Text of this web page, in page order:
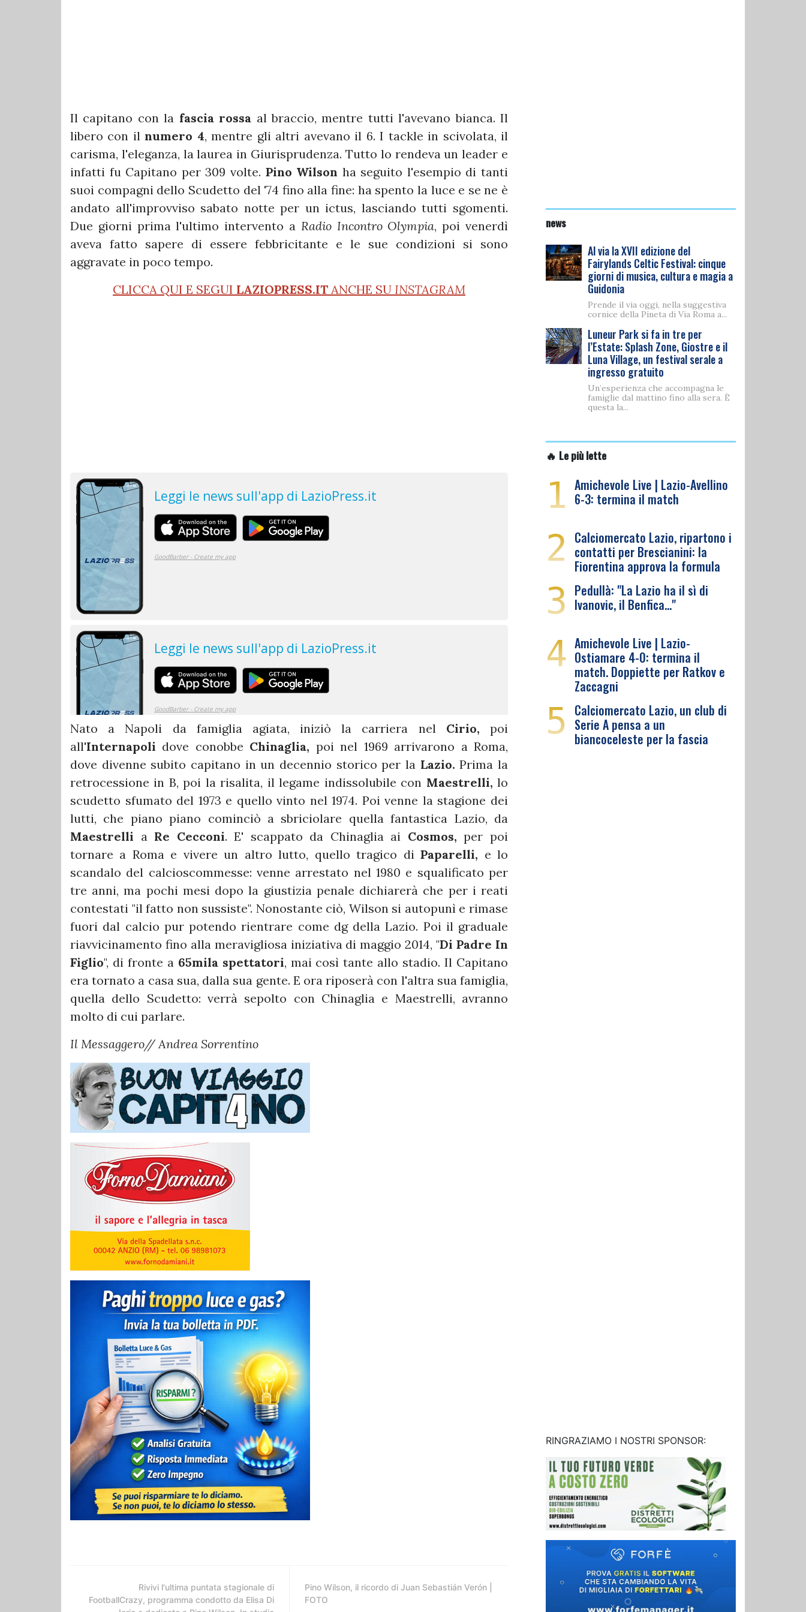
Il capitano con la fascia rossa al braccio, mentre tutti l'avevano bianca. Il
libero con ilnumero 4, mentre gli altri avevano il 6. I tackle in scivolata, il
carisma, l'eleganza, la laurea in Giurisprudenza. Tutto lo rendeva un leader e
infatti fu Capitano per 309 volte. Pino Wilson ha seguito l'esempio di tanti
suoi compagni dello Scudetto del '74 fino alla fine: ha spento la luce e se ne è
andato all'improvviso sabato notte per un ictus, lasciando tutti sgomenti.
Due giorni prima l'ultimo intervento a Radio Incontro Olympia, poi venerdì
aveva fatto sapere di essere febbricitante e le sue condizioni si sono
aggravate in poco tempo.
CLICCA QUI E SEGUI LAZIOPRESS.IT ANCHE SU INSTAGRAM
Nato a Napoli da famiglia agiata, iniziò la carriera nel Cirio, poi
all'Internapoli dove conobbe Chinaglia, poi nel 1969 arrivarono a Roma,
dove divenne subito capitano in un decennio storico per la Lazio. Prima la
retrocessione in B, poi la risalita, il legame indissolubile con Maestrelli, lo
scudetto sfumato del 1973 e quello vinto nel 1974. Poi venne la stagione dei
lutti, che piano piano cominciò a sbriciolare quella fantastica Lazio, da
Maestrelli a Re Cecconi. E' scappato da Chinaglia ai Cosmos, per poi
tornare a Roma e vivere un altro lutto, quello tragico diPaparelli, e lo
scandalo del calcioscommesse: venne arrestato nel 1980 e squalificato per
tre anni, ma pochi mesi dopo la giustizia penale dichiarerà che per i reati
contestati "il fatto non sussiste". Nonostante ciò, Wilson si autopunì e rimase
fuori dal calcio pur potendo rientrare come dg della Lazio. Poi il graduale
riavvicinamento fino alla meravigliosa iniziativa di maggio 2014, "Di Padre In
Figlio", di fronte a 65mila spettatori, mai così tante allo stadio. Il Capitano
era tornato a casa sua, dalla sua gente. E ora riposerà con l'altra sua famiglia,
quella dello Scudetto: verrà sepolto con Chinaglia e Maestrelli, avranno
molto di cui parlare.
Il Messaggero// Andrea Sorrentino
Rivivi l'ultima puntata stagionale di
FootballCrazy, programma condotto da Elisa Di
Pino Wilson, il ricordo di Juan Sebastián Verón |
FOTO
news
Al via la XVII edizione del
Fairylands Celtic Festival: cinque
giorni di musica, cultura e magia a
Guidonia
Prende il via oggi, nella suggestiva
cornice della Pineta di Via Roma a...
Luneur Park si fa in tre per
l’Estate: Splash Zone, Giostre e il
Luna Village, un festival serale a
ingresso gratuito
Un’esperienza che accompagna le
famiglie dal mattino fino alla sera. È
questa la...
🔥 Le più lette
1 Amichevole Live | Lazio-Avellino
6-3: termina il match
2 Calciomercato Lazio, ripartono i
contatti per Brescianini: la
Fiorentina approva la formula
3 Pedullà: "La Lazio ha il sì di
Ivanovic, il Benfica…"
4 Amichevole Live | Lazio-
Ostiamare 4-0: termina il
match. Doppiette per Ratkov e
Zaccagni
5 Calciomercato Lazio, un club di
Serie A pensa a un
biancoceleste per la fascia
RINGRAZIAMO I NOSTRI SPONSOR: